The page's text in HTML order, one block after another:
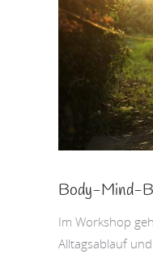
Body-Mind-
Im Workshop
Alltagsablauf